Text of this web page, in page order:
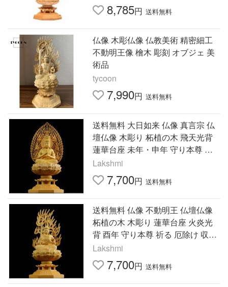
8,785円 送料無料
仏像 木彫仏像 仏教美術 精密細工
不動明王像 檜木 彫刻 オブジェ 美
術品
tycoon
7,990円 送料無料
送料無料 大日如来 仏像 真言宗 仏
壇仏像 木彫り 柘植の木 飛天光背
蓮華台座 未年・申年 守り本尊 収
納ケース付き（高さ17cm×巾8.5c
m×奥行8.5cm） (原木)
Lakshmi
7,700円 送料無料
送料無料 仏像 不動明王 仏壇仏像
柘植の木 木彫り 蓮華台座 火炎光
背 酉年 守り本尊 祈る 厄除け 収納
ケース付き（高さ17cm×巾8.5cm×
奥行8.5cm） (原木)
Lakshmi
7,700円 送料無料